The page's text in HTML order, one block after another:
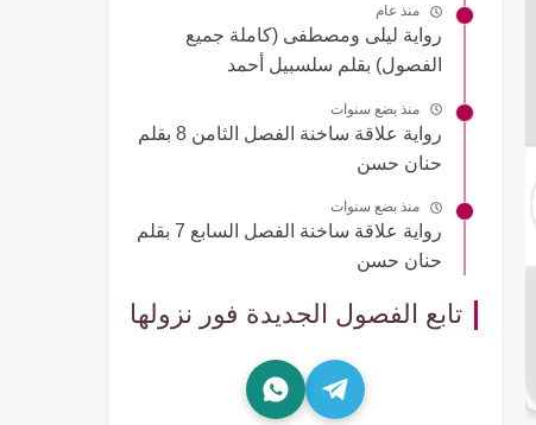
منذ عام
رواية ليلى ومصطفى (كاملة جميع
الفصول) بقلم سلسبيل أحمد
منذ بضع سنوات
رواية علاقة ساخنة الفصل الثامن 8 بقلم
حنان حسن
منذ بضع سنوات
رواية علاقة ساخنة الفصل السابع 7 بقلم
حنان حسن
تابع الفصول الجديدة فور نزولها